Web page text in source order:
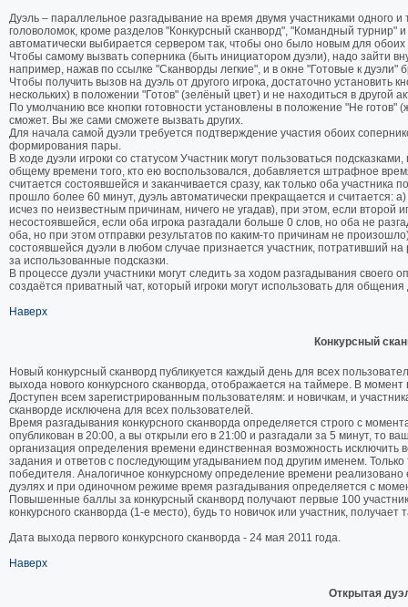
Дуэль – параллельное разгадывание на время двумя участниками одного
головоломок, кроме разделов "Конкурсный сканворд", "Командный турнир"
автоматически выбирается сервером так, чтобы оно было новым для обоих
Чтобы самому вызвать соперника (быть инициатором дуэли), надо зайти
например, нажав по ссылке "Сканворды легкие", и в окне "Готовые к дуэли"
Чтобы получить вызов на дуэль от другого игрока, достаточно установить
нескольких) в положении "Готов" (зелёный цвет) и не находиться в другой
По умолчанию все кнопки готовности установлены в положение "Не готов"
сможет. Вы же сами сможете вызвать других.
Для начала самой дуэли требуется подтверждение участия обоих
формирования пары.
В ходе дуэли игроки со статусом Участник могут пользоваться
общему времени того, кто ею воспользовался, добавляется штрафное
считается состоявшейся и заканчивается сразу, как только оба
прошло более 60 минут, дуэль автоматически прекращается и считается:
исчез по неизвестным причинам, ничего не угадав), при этом, если второй
несостоявшейся, если оба игрока разгадали больше 0 слов, но оба не
оба, но при этом отправки результатов по каким-то причинам не
состоявшейся дуэли в любом случае признается участник, потративший
за использованные подсказки.
В процессе дуэли участники могут следить за ходом разгадывания
создаётся приватный чат, который игроки могут использовать для общения
Наверх
Конкурсный
Новый конкурсный сканворд публикуется каждый день для всех
выхода нового конкурсного сканворда, отображается на таймере. В
Доступен всем зарегистрированным пользователям: и новичкам, и
сканворде исключена для всех пользователей.
Время разгадывания конкурсного сканворда определяется строго с
опубликован в 20:00, а вы открыли его в 21:00 и разгадали за 5 минут, то
организация определения времени единственная возможность
задания и ответов с последующим угадыванием под другим именем.
победителя. Аналогичное конкурсному определение времени
дуэлях и при одиночном режиме время разгадывания определяется с
Повышенные баллы за конкурсный сканворд получают первые 100
конкурсного сканворда (1-е место), будь то новичок или участник,
Дата выхода первого конкурсного сканворда - 24 мая 2011 года.
Наверх
Открытая